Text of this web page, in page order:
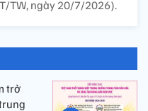
TW, ngày 20/7/2026).
trở